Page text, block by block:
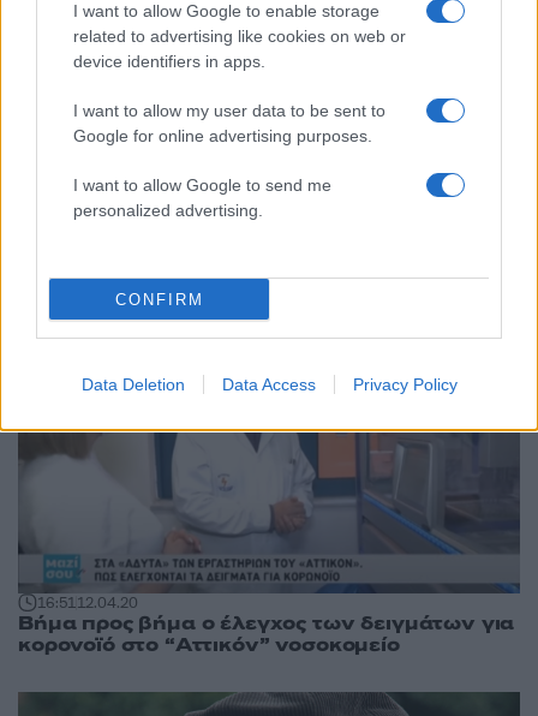
I want to allow Google to enable storage
related to advertising like cookies on web or
device identifiers in apps.
I want to allow my user data to be sent to
Google for online advertising purposes.
I want to allow Google to send me
personalized advertising.
CONFIRM
Data Deletion Data Access Privacy Policy
αποστάσεις δεν κρατάμε και σερβίρουμε
16:5112.04.20
Βήμα προς βήμα ο έλεγχος των δειγμάτων για
κορονοϊό στο “Αττικόν” νοσοκομείο